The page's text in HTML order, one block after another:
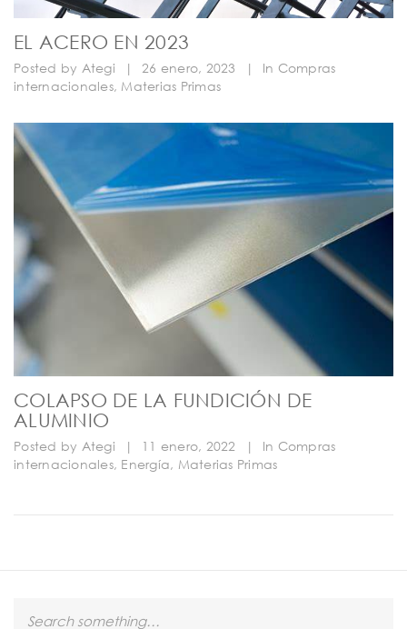
EL ACERO EN 2023
Posted by Ategi | 26 enero, 2023 | In Compras
internacionales, Materias Primas
COLAPSO DE LA FUNDICIÓN DE
ALUMINIO
Posted by Ategi | 11 enero, 2022 | In Compras
internacionales, Energía, Materias Primas